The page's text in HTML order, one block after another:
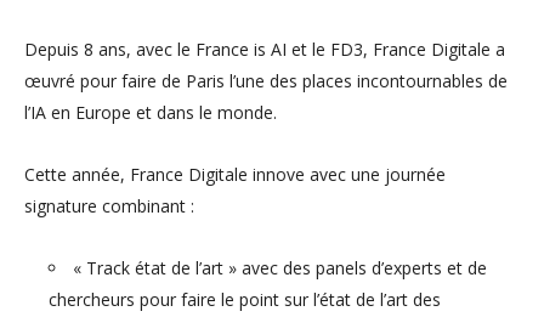
Depuis 8 ans, avec le France is AI et le FD3, France Digitale a
œuvré pour faire de Paris l’une des places incontournables de
l’IA en Europe et dans le monde.
Cette année, France Digitale innove avec une journée
signature combinant :
« Track état de l’art » avec des panels d’experts et de
chercheurs pour faire le point sur l’état de l’art des